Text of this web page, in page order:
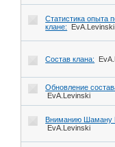
Статистика опыта
клане:
EvA.Levinski
Состав клана:
Обновление
EvA.Levinski
Вниманию Шаману
EvA.Levinski